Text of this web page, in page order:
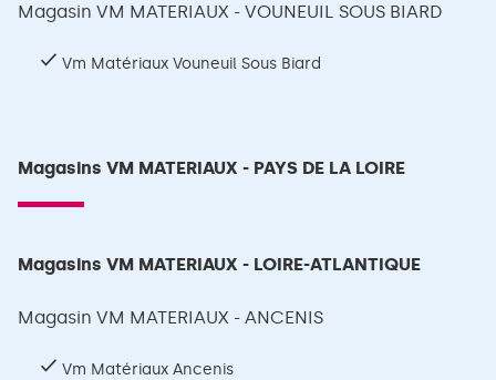
Magasin VM MATERIAUX - VOUNEUIL SOUS BIARD
Vm Matériaux Vouneuil Sous Biard
Magasins VM MATERIAUX - PAYS DE LA LOIRE
Magasins VM MATERIAUX - LOIRE-ATLANTIQUE
Magasin VM MATERIAUX - ANCENIS
Vm Matériaux Ancenis